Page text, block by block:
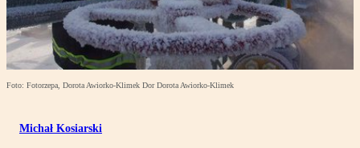
Foto: Fotorzepa, Dorota Awiorko-Klimek Dor Dorota Awiorko-Klimek
Michał Kosiarski